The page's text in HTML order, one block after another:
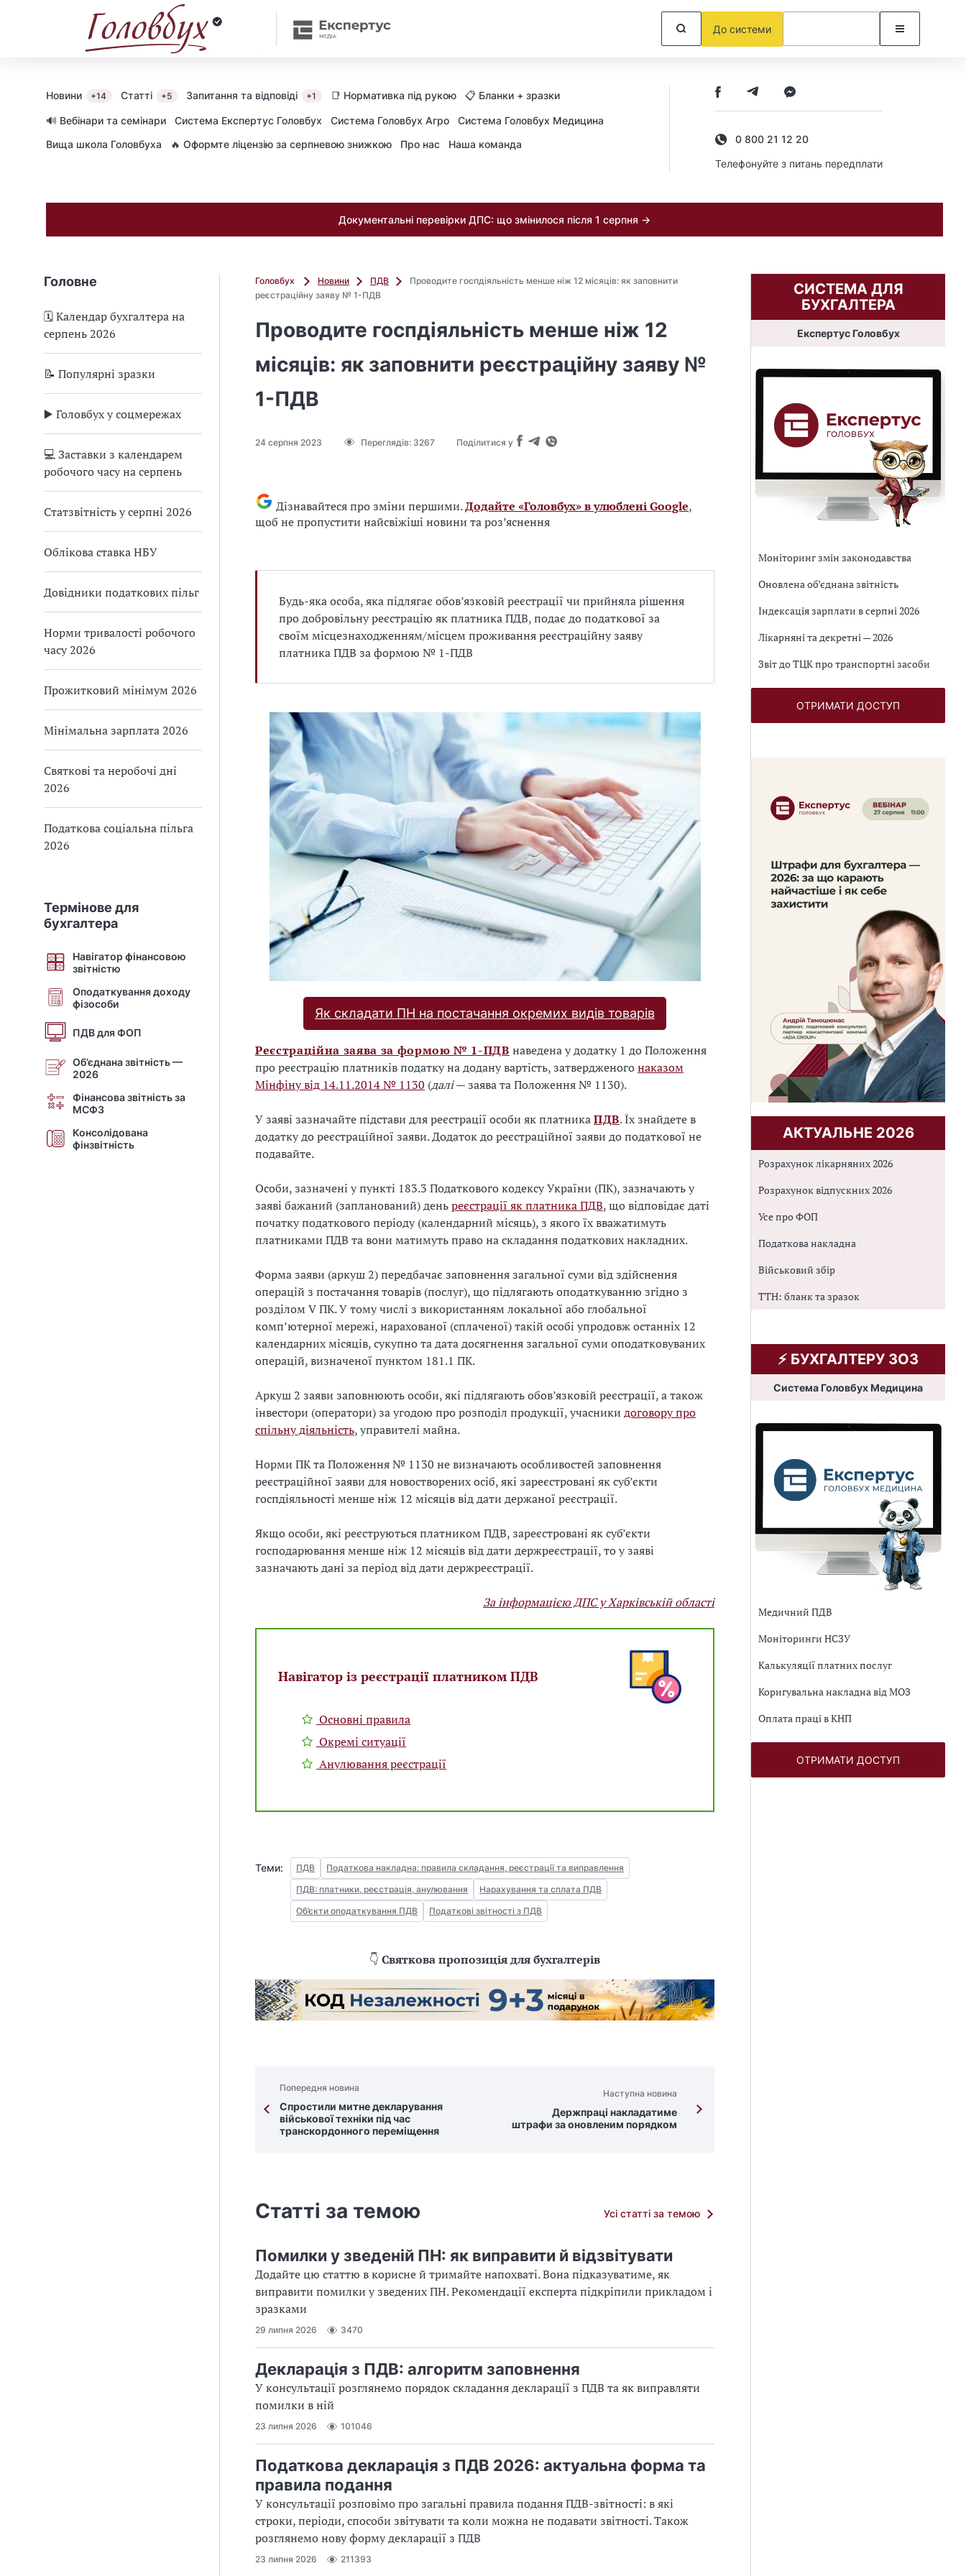
До системи
Новини +14 Статті +5 Запитання та відповіді +1 📑 Нормативка під рукою 📋 Бланки + зразки
🔊 Вебінари та семінари Cистема Експертус Головбух Система Головбух Агро
Система Головбух Медицина
Вища школа Головбуха
🔥 Оформте ліцензію за серпневою знижкою Про нас Наша команда
0 800 21 12 20
Телефонуйте з питань передплати
Документальні перевірки ДПС: що змінилося після 1 серпня →
Головне
🗓️ Календар бухгалтера на
серпень 2026
📝 Популярні зразки
▶️ Головбух у соцмережах
💻 Заставки з календарем
робочого часу на серпень
Статзвітність у серпні 2026
Облікова ставка НБУ
Довідники податкових пільг
Норми тривалості робочого
часу 2026
Прожитковий мінімум 2026
Мінімальна зарплата 2026
Святкові та неробочі дні
2026
Податкова соціальна пільга
2026
Термінове для
бухгалтера
Навігатор фінансовою
звітністю
Оподаткування доходу
фізособи
ПДВ для ФОП
Об’єднана звітність —
2026
Фінансова звітність за
МСФЗ
Консолідована
фінзвітність
Головбух Новини ПДВ
Проводите госпдіяльність менше ніж 12 місяців: як заповнити
реєстраційну заяву № 1-ПДВ
Проводите госпдіяльність менше ніж 12
місяців: як заповнити реєстраційну заяву №
1-ПДВ
24 серпня 2023 Переглядів: 3267 Поділитися у
Дізнавайтеся про зміни першими.Додайте «Головбух» в улюблені Google,
щоб не пропустити найсвіжіші новини та роз’яснення
Будь-яка особа, яка підлягає обов’язковій реєстрації чи прийняла рішення
про добровільну реєстрацію як платника ПДВ, подає до податкової за
своїм місцезнаходженням/місцем проживання реєстраційну заяву
платника ПДВ за формою № 1-ПДВ
Як складати ПН на постачання окремих видів товарів
Реєстраційна заява за формою № 1-ПДВ наведена у додатку 1 до Положення
про реєстрацію платників податку на додану вартість, затвердженогонаказом
Мінфіну від 14.11.2014 № 1130 (далі— заява та Положення № 1130).
У заяві зазначайте підстави для реєстрації особи як платникаПДВ. Їх знайдете в
додатку до реєстраційної заяви. Додаток до реєстраційної заяви до податкової не
подавайте.
Особи, зазначені у пункті 183.3 Податкового кодексу України (ПК), зазначають у
заяві бажаний (запланований) деньреєстрації як платника ПДВ, що відповідає даті
початку податкового періоду (календарний місяць), з якого їх вважатимуть
платниками ПДВ та вони матимуть право на складання податкових накладних.
Форма заяви (аркуш 2) передбачає заповнення загальної суми від здійснення
операцій з постачання товарів (послуг), що підлягають оподаткуванню згідно з
розділом V ПК. У тому числі з використанням локальної або глобальної
комп’ютерної мережі, нарахованої (сплаченої) такій особі упродовж останніх 12
календарних місяців, сукупно та дата досягнення загальної суми оподатковуваних
операцій, визначеної пунктом 181.1 ПК.
Аркуш 2 заяви заповнюють особи, які підлягають обов’язковій реєстрації, а також
інвестори (оператори) за угодою про розподіл продукції, учасники договору про
спільну діяльність, управителі майна.
Норми ПК та Положення № 1130 не визначають особливостей заповнення
реєстраційної заяви для новостворених осіб, які зареєстровані як суб’єкти
госпдіяльності менше ніж 12 місяців від дати держаної реєстрації.
Якщо особи, які реєструються платником ПДВ, зареєстровані як суб’єкти
господарювання менше ніж 12 місяців від дати держреєстрації, то у заяві
зазначають дані за період від дати держреєстрації.
За інформацією ДПС у Харківській області
Hавігатор із реєстрації платником ПДВ
Основні правила
Окремі ситуації
Анулювання реєстрації
Теми: ПДВ
Податкова накладна: правила складання, реєстрації та виправлення
ПДВ: платники, реєстрація, анулювання
Нарахування та сплата ПДВ
Об’єкти оподаткування ПДВ
Податкові звітності з ПДВ
👇 Святкова пропозиція для бухгалтерів
Попередня новина
Спростили митне декларування
військової техніки під час
транскордонного переміщення
Наступна новина
Держпраці накладатиме
штрафи за оновленим порядком
Статті за темою Усі статті за темою
Помилки у зведеній ПН: як виправити й відзвітувати
Додайте цю статтю в корисне й тримайте напохваті. Вона підказуватиме, як
виправити помилки у зведених ПН. Рекомендації експерта підкріпили прикладом і
зразками
29 липня 2026 3470
Декларація з ПДВ: алгоритм заповнення
У консультації розглянемо порядок складання декларації з ПДВ та як виправляти
помилки в ній
23 липня 2026 101046
Податкова декларація з ПДВ 2026: актуальна форма та
правила подання
У консультації розповімо про загальні правила подання ПДВ-звітності: в які
строки, періоди, способи звітувати та коли можна не подавати звітності. Також
розглянемо нову форму декларації з ПДВ
23 липня 2026 211393
СИСТЕМА ДЛЯ
БУХГАЛТЕРА
Експертус Головбух
Моніторинг змін законодавства
Оновлена об’єднана звітність
Індексація зарплати в серпні 2026
Лікарняні та декретні — 2026
Звіт до ТЦК про транспортні засоби
ОТРИМАТИ ДОСТУП
АКТУАЛЬНЕ 2026
Розрахунок лікарняних 2026
Розрахунок відпускних 2026
Усе про ФОП
Податкова накладна
Військовий збір
ТТН: бланк та зразок
⚡️ БУХГАЛТЕРУ ЗОЗ
Система Головбух Медицина
Медичний ПДВ
Моніторинги НСЗУ
Калькуляції платних послуг
Коригувальна накладна від МОЗ
Оплата праці в КНП
ОТРИМАТИ ДОСТУП